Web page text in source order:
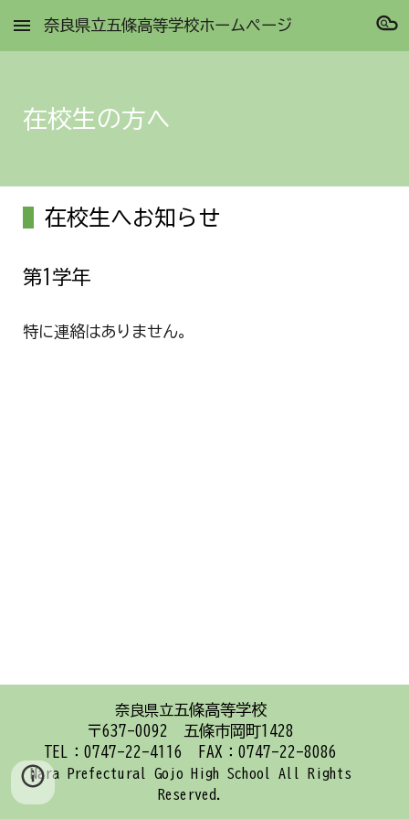
Skip to main content Skip to navigation
奈良県立五條高等学校ホームページ
在校生の方へ
在校生へお知らせ
第1学年
特に連絡はありません。
奈良県立五條高等学校
〒637-0092 五條市岡町1428
TEL：0747-22-4116 FAX：0747-22-8086
Nara Prefectural Gojo High School All Rights
Reserved.